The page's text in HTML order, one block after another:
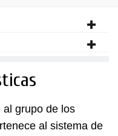
al grupo de los
al sistema de